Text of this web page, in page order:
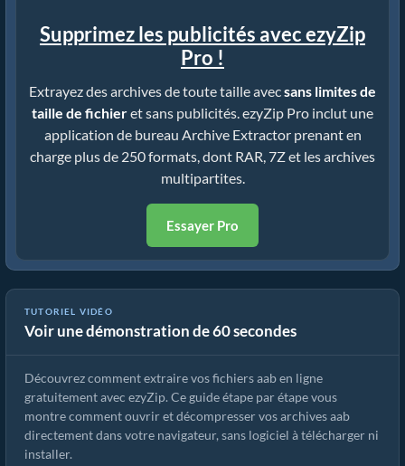
Supprimez les publicités avec ezyZip
Pro !
Extrayez des archives de toute taille avecsans limites de
taille de fichieret sans publicités. ezyZip Pro inclut une
application de bureau Archive Extractor prenant en
charge plus de 250 formats, dont RAR, 7Z et les archives
multipartites.
Essayer Pro
TUTORIEL VIDÉO
Voir une démonstration de 60 secondes
Comment extraire des fichiers aab en ligne avec ezyZip (gratuit,
sans installation)
Découvrez comment extraire vos fichiers aab en ligne
gratuitement avec ezyZip. Ce guide étape par étape vous
montre comment ouvrir et décompresser vos archives aab
directement dans votre navigateur, sans logiciel à télécharger ni
installer.